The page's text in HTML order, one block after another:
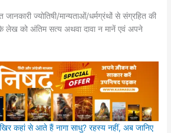
ज्योतिषी/मान्यताओं/धर्मग्रंथों से संग्रहित की
लेख को अंतिम सत्य अथवा दावा न मानें एवं अपने
कहां से आते हैं नागा साधु? रहस्य नहीं, अब जानिए